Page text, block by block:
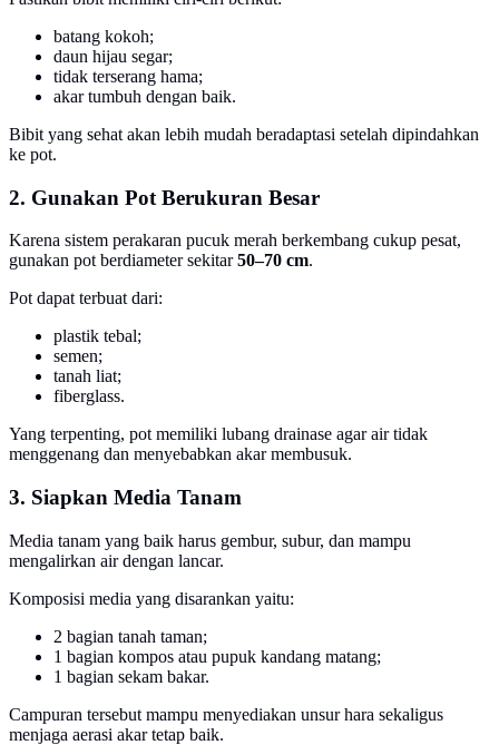
batang kokoh;
daun hijau segar;
tidak terserang hama;
akar tumbuh dengan baik.
Bibit yang sehat akan lebih mudah beradaptasi setelah dipindahkan
ke pot.
2. Gunakan Pot Berukuran Besar
Karena sistem perakaran pucuk merah berkembang cukup pesat,
gunakan pot berdiameter sekitar50–70 cm.
Pot dapat terbuat dari:
plastik tebal;
semen;
tanah liat;
fiberglass.
Yang terpenting, pot memiliki lubang drainase agar air tidak
menggenang dan menyebabkan akar membusuk.
3. Siapkan Media Tanam
Media tanam yang baik harus gembur, subur, dan mampu
mengalirkan air dengan lancar.
Komposisi media yang disarankan yaitu:
2 bagian tanah taman;
1 bagian kompos atau pupuk kandang matang;
1 bagian sekam bakar.
Campuran tersebut mampu menyediakan unsur hara sekaligus
menjaga aerasi akar tetap baik.